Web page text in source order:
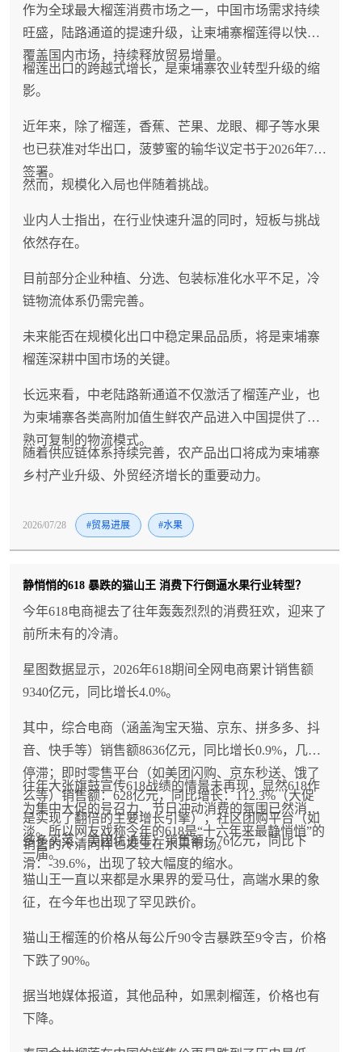
作为全球最大榴莲消费市场之一，中国市场需求持续
旺盛，陆路通道的提速升级，让柬埔寨榴莲得以快速
覆盖国内市场，持续释放贸易增量。
榴莲出口的跨越式增长，是柬埔寨农业转型升级的缩
影。
近年来，除了榴莲，香蕉、芒果、龙眼、椰子等水果
也已获准对华出口，菠萝蜜的输华议定书于2026年7月
签署。
然而，规模化入局也伴随着挑战。
业内人士指出，在行业快速升温的同时，短板与挑战
依然存在。
目前部分企业种植、分选、包装标准化水平不足，冷
链物流体系仍需完善。
未来能否在规模化出口中稳定果品品质，将是柬埔寨
榴莲深耕中国市场的关键。
长远来看，中老陆路新通道不仅激活了榴莲产业，也
为柬埔寨各类高附加值生鲜农产品进入中国提供了成
熟可复制的物流模式。
随着供应链体系持续完善，农产品出口将成为柬埔寨
乡村产业升级、外贸经济增长的重要动力。
2026/07/28 #贸易进展 #水果
静悄悄的618 暴跌的猫山王 消费下行倒逼水果行业转型？
今年618电商褪去了往年轰轰烈烈的消费狂欢，迎来了
前所未有的冷清。
星图数据显示，2026年618期间全网电商累计销售额
9340亿元，同比增长4.0%。
其中，综合电商（涵盖淘宝天猫、京东、拼多多、抖
音、快手等）销售额8636亿元，同比增长0.9%，几乎
停滞；即时零售平台（如美团闪购、京东秒送、饿了
么等）销售额：628亿元，同比增长：112.3%（大促
是实现了翻倍的主要增长引擎）；社区团购平台（如
多多买菜、美团优选等）销售额：76亿元，同比下
滑：-39.6%，出现了较大幅度的缩水。
往年大张旗鼓宣传618战绩的情景未再现，显然618作
为集中大促的号召力、节日冲动消费的氛围已然消
淡。所以网友戏称今年的618是“十六年来最静悄悄”的
一届。
销售的冷清同样也发生在水果市场。
猫山王一直以来都是水果界的爱马仕，高端水果的象
征，在今年也出现了罕见跌价。
猫山王榴莲的价格从每公斤90令吉暴跌至9令吉，价格
下跌了90%。
据当地媒体报道，其他品种，如黑刺榴莲，价格也有
下降。